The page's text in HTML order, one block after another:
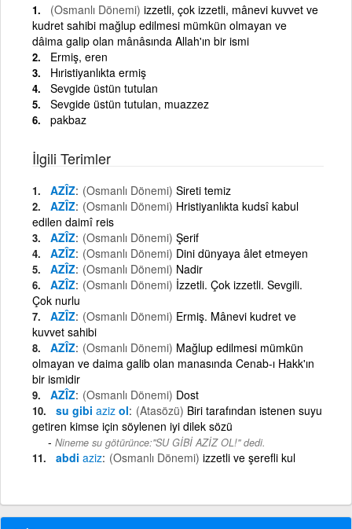
(Osmanlı Dönemi) izzetli, çok izzetli, mânevi kuvvet ve
kudret sahibi mağlup edilmesi mümkün olmayan ve
dâima galip olan mânâsında Allah'ın bir ismi
Ermiş, eren
Hıristiyanlıkta ermiş
Sevgide üstün tutulan
Sevgide üstün tutulan, muazzez
pakbaz
İlgili Terimler
AZÎZ (Osmanlı Dönemi) Sireti temiz
AZÎZ (Osmanlı Dönemi) Hristiyanlıkta kudsî kabul
edilen daimî reis
AZÎZ (Osmanlı Dönemi) Şerif
AZÎZ (Osmanlı Dönemi) Dini dünyaya âlet etmeyen
AZÎZ (Osmanlı Dönemi) Nadir
AZÎZ (Osmanlı Dönemi) İzzetli. Çok izzetli. Sevgili.
Çok nurlu
AZÎZ (Osmanlı Dönemi) Ermiş. Mânevi kudret ve
kuvvet sahibi
AZÎZ (Osmanlı Dönemi) Mağlup edilmesi mümkün
olmayan ve daima galib olan manasında Cenab-ı Hakk'ın
bir ismidir
AZÎZ (Osmanlı Dönemi) Dost
su gibi aziz ol (Atasözü) Biri tarafından istenen suyu
getiren kimse için söylenen iyi dilek sözü
Nineme su götürünce:''SU GİBİ AZİZ OL!'' dedi.
abdi aziz (Osmanlı Dönemi) izzetli ve şerefli kul